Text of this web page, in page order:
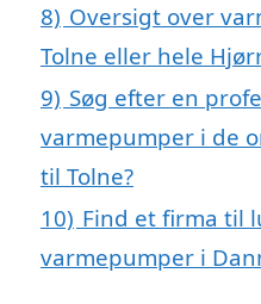
8) Oversigt over
Tolne eller hele
9) Søg efter en
varmepumper i de
til Tolne?
10) Find et firma til
varmepumper i